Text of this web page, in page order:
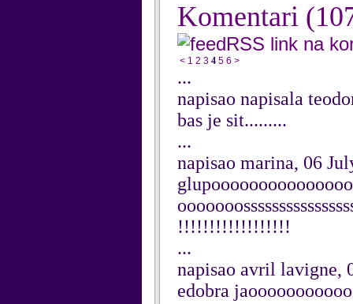
Komentari
RSS link na
< 1 2 3 4 5 6 >
...
napisao napisala
bas je sit.........
...
napisao marina, 06
!!!!!!!!!!!!!!!!!!
...
napisao avril lavigne,
edobra